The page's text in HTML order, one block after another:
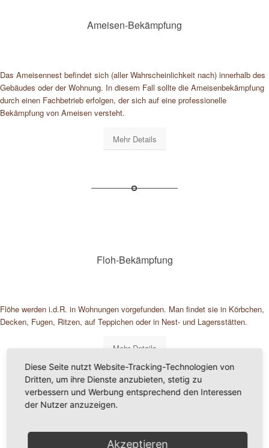
Ameisen-Bekämpfung
Das Ameisennest befindet sich (aller Wahrscheinlichkeit nach) innerhalb des
Gebäudes oder der Wohnung. In diesem Fall sollte die Ameisenbekämpfung
durch einen Fachbetrieb erfolgen, der sich auf eine professionelle
Bekämpfung von Ameisen versteht.
Mehr Details
Floh-Bekämpfung
Flöhe werden i.d.R. in Wohnungen vorgefunden. Man findet sie in Körbchen,
Decken, Fugen, Ritzen, auf Teppichen oder in Nest- und Lagersstätten.
Mehr Details
Diese Seite nutzt Website-Tracking-Technologien von
Dritten, um ihre Dienste anzubieten, stetig zu
verbessern und Werbung entsprechend den Interessen
der Nutzer anzuzeigen.
Akzeptieren